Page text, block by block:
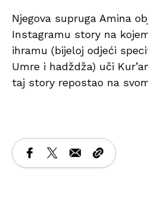
Njegova supruga Amina
Instagramu story na
ihramu (bijeloj odjeći
Umre i hadždža) uči
taj story repostao na